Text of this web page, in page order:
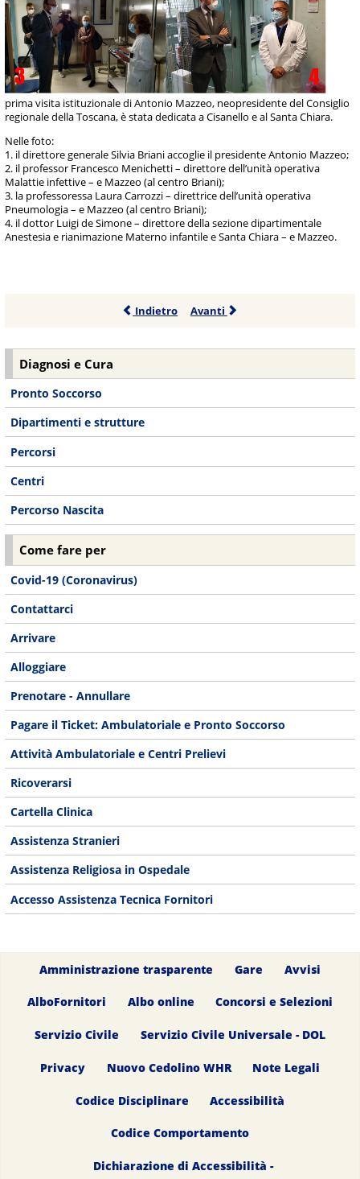
prima visita istituzionale di Antonio Mazzeo, neopresidente del Consiglio
regionale della Toscana, è stata dedicata a Cisanello e al Santa Chiara.
Nelle foto:
1. il direttore generale Silvia Briani accoglie il presidente Antonio Mazzeo;
2. il professor Francesco Menichetti – direttore dell’unità operativa
Malattie infettive – e Mazzeo (al centro Briani);
3. la professoressa Laura Carrozzi – direttrice dell’unità operativa
Pneumologia – e Mazzeo (al centro Briani);
4. il dottor Luigi de Simone – direttore della sezione dipartimentale
Anestesia e rianimazione Materno infantile e Santa Chiara – e Mazzeo.
Indietro Avanti
Diagnosi e Cura
Pronto Soccorso
Dipartimenti e strutture
Percorsi
Centri
Percorso Nascita
Come fare per
Covid-19 (Coronavirus)
Contattarci
Arrivare
Alloggiare
Prenotare - Annullare
Pagare il Ticket: Ambulatoriale e Pronto Soccorso
Attività Ambulatoriale e Centri Prelievi
Ricoverarsi
Cartella Clinica
Assistenza Stranieri
Assistenza Religiosa in Ospedale
Accesso Assistenza Tecnica Fornitori
Amministrazione trasparente Gare Avvisi
AlboFornitori Albo online Concorsi e Selezioni
Servizio Civile Servizio Civile Universale - DOL
Privacy Nuovo Cedolino WHR Note Legali
Codice Disciplinare Accessibilità
Codice Comportamento
Dichiarazione di Accessibilità -